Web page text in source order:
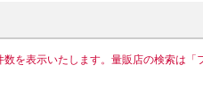
を表示いたします。量販店の検索は「